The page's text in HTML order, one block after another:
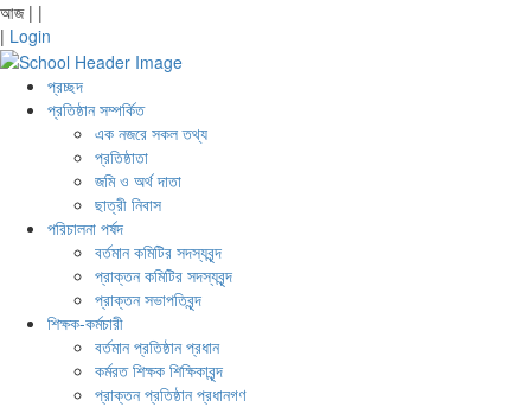
আজ | |
| Login
প্রচ্ছদ
প্রতিষ্ঠান সম্পর্কিত
এক নজরে সকল তথ্য
প্রতিষ্ঠাতা
জমি ও অর্থ দাতা
ছাত্রী নিবাস
পরিচালনা পর্ষদ
বর্তমান কমিটির সদস্যবৃন্দ
প্রাক্তন কমিটির সদস্যবৃন্দ
প্রাক্তন সভাপতিবৃন্দ
শিক্ষক-কর্মচারী
বর্তমান প্রতিষ্ঠান প্রধান
কর্মরত শিক্ষক শিক্ষিকাবৃন্দ
প্রাক্তন প্রতিষ্ঠান প্রধানগণ